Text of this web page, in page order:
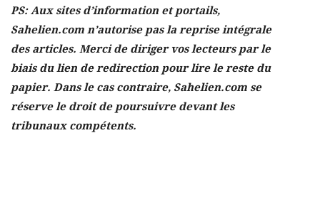
PS: Aux sites d’information et portails,
Sahelien.com n’autorise pas la reprise intégrale
des articles. Merci de diriger vos lecteurs par le
biais du lien de redirection pour lire le reste du
papier. Dans le cas contraire, Sahelien.com se
réserve le droit de poursuivre devant les
tribunaux compétents.